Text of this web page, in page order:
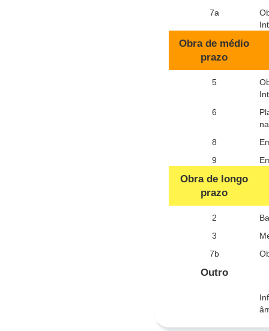
7a
Obra de médio
prazo
5
6
8
9
Obra de longo
prazo
2
3
7b
Outro